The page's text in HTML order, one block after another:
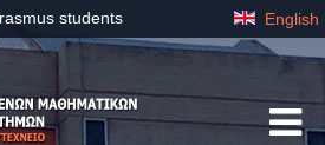
students English